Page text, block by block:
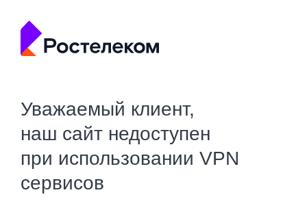
Уважаемый клиент,
наш сайт недоступен
при использовании VPN
сервисов